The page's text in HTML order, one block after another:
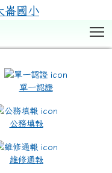
單一認證
公務填報
維修通報